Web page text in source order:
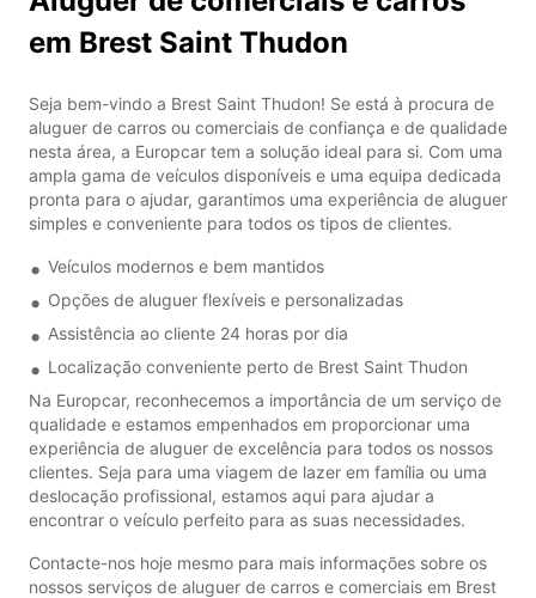
em Brest Saint Thudon
Seja bem-vindo a Brest Saint Thudon! Se está à procura de
aluguer de carros ou comerciais de confiança e de qualidade
nesta área, a Europcar tem a solução ideal para si. Com uma
ampla gama de veículos disponíveis e uma equipa dedicada
pronta para o ajudar, garantimos uma experiência de aluguer
simples e conveniente para todos os tipos de clientes.
Veículos modernos e bem mantidos
Opções de aluguer flexíveis e personalizadas
Assistência ao cliente 24 horas por dia
Localização conveniente perto de Brest Saint Thudon
Na Europcar, reconhecemos a importância de um serviço de
qualidade e estamos empenhados em proporcionar uma
experiência de aluguer de excelência para todos os nossos
clientes. Seja para uma viagem de lazer em família ou uma
deslocação profissional, estamos aqui para ajudar a
encontrar o veículo perfeito para as suas necessidades.
Contacte-nos hoje mesmo para mais informações sobre os
nossos serviços de aluguer de carros e comerciais em Brest